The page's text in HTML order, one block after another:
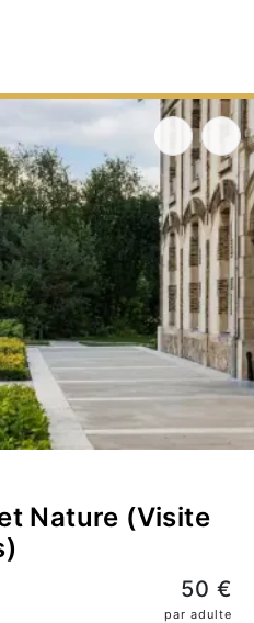
Nature (Visite
50 €
par adulte